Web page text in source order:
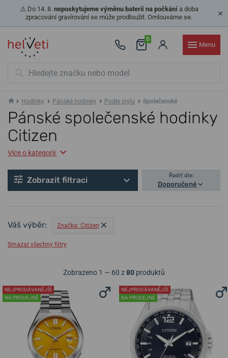
⚠️ Do 14. 8. neposkytujeme výměnu baterií na počkánía doba
zpracování gravírování se může prodloužit. Omlouváme se.
0
Menu
Hodinky Pánské hodinky Podle stylu Společenské
Pánské společenské hodinky
Citizen
Více o kategorii
Zobrazit filtraci Řadit dle:
Doporučené
Váš výběr: Značka: Citizen
Smazat všechny filtry
Zobrazeno 1 — 60 z80 produktů
NEJPRODÁVANĚJŠÍ
NA PRODEJNĚ
NEJPRODÁVANĚJŠÍ
NA PRODEJNĚ